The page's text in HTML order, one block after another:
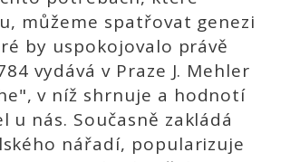
můžeme spatřovat genezi
by uspokojovalo právě
vydává v Praze J. Mehler
v níž shrnuje a hodnotí
nás. Současně zakládá
nářadí, popularizuje